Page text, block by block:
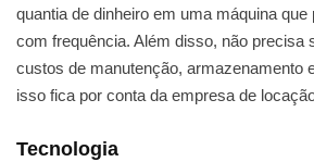
quantia de dinheiro em uma máquina
com frequência. Além disso, não precisa
custos de manutenção, armazenamento
isso fica por conta da empresa de
Tecnologia